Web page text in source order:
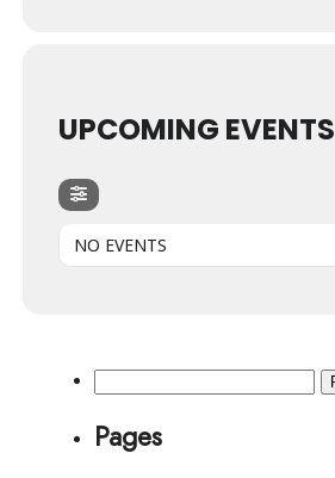
UPCOMING EVENTS
NO EVENTS
Pages